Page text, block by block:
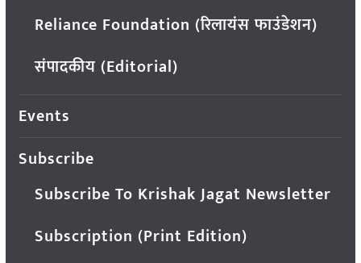
Reliance Foundation (रिलायंस फाउंडेशन)
संपादकीय (Editorial)
Events
Subscribe
Subscribe To Krishak Jagat Newsletter
Subscription (Print Edition)